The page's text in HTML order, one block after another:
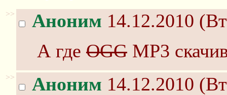
>> Аноним 14.12.2010
А где OGG MP3
>> Аноним 14.12.2010